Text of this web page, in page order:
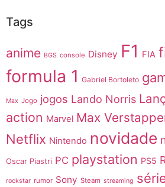
Tags
anime BGS console Disney F1 FIA
formula 1 Gabriel Bortoleto
Max Jogo jogos Lando Norris
action Marvel Max
Netflix Nintendo novidade
Oscar Piastri PC playstation PS5
rockstar rumor Sony Steam streaming